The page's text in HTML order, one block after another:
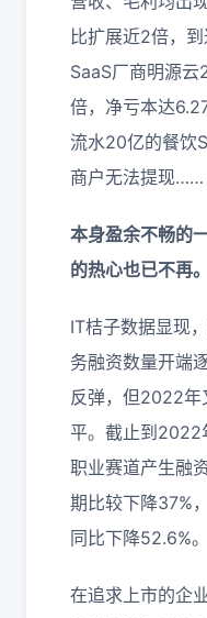
比扩展近2倍，
SaaS厂商明源
倍，净亏本达
流水20亿的餐饮
商户无法提现……
本身盈余不畅的
的热心也已不再。
IT桔子数据显现
务融资数量开端
反弹，但2022年
平。截止到2022
职业赛道产生融
期比较下降37%
同比下降52.6%。
在追求上市的企